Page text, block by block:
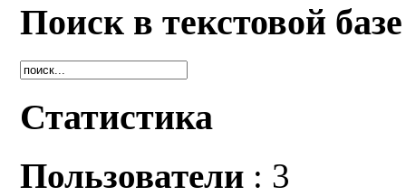
Поиск в текстовой базе
Статистика
Пользователи : 3